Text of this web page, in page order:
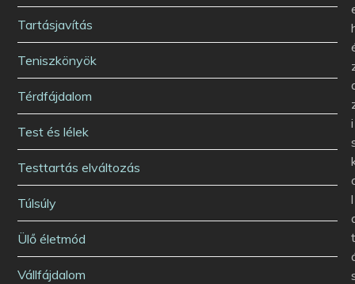
Tartásjavítás
Teniszkönyök
Térdfájdalom
Test és lélek
Testtartás elváltozás
Túlsúly
Ülő életmód
Vállfájdalom
i
l